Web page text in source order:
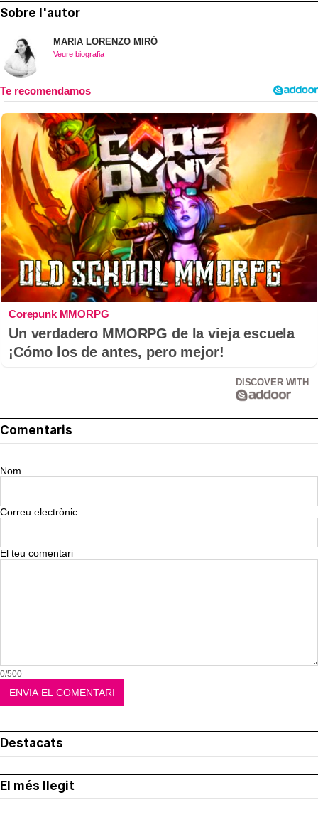
Sobre l'autor
MARIA LORENZO MIRÓ
Veure biografia
Corepunk MMORPG
Un verdadero MMORPG de la vieja escuela
¡Cómo los de antes, pero mejor!
DISCOVER WITH
Comentaris
Nom
Correu electrònic
El teu comentari
0/500
Destacats
El més llegit